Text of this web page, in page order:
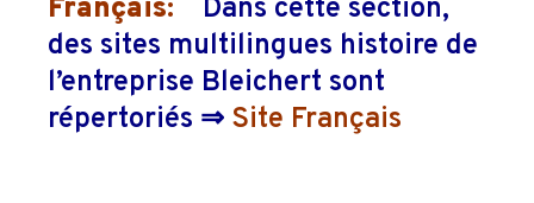
Français:
Dans cette section,
des sites multilingues histoire de
l’entreprise Bleichert sont
répertoriés ⇒ Site Français